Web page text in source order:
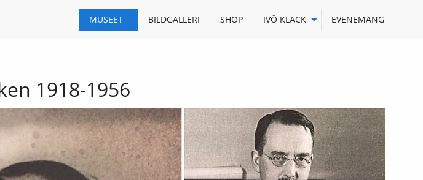
MUSEET BILDGALLERI SHOP IVÖ KLACK EVENEMANG
1918-1956